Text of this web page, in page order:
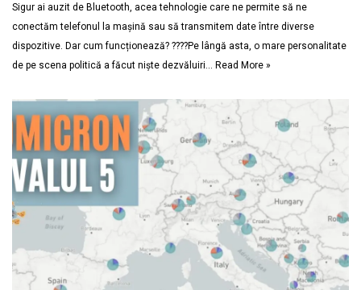
Sigur ai auzit de Bluetooth, acea tehnologie care ne permite să ne
conectăm telefonul la mașină sau să transmitem date între diverse
dispozitive. Dar cum funcționează? ????Pe lângă asta, o mare personalitate
de pe scena politică a făcut niște dezvăluiri… Read More »